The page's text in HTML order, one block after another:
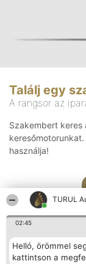
TURUL
02:45
Helló, örömmel
kattintson a
Találj egy
A rangsor az
Szakembert keres
használja!